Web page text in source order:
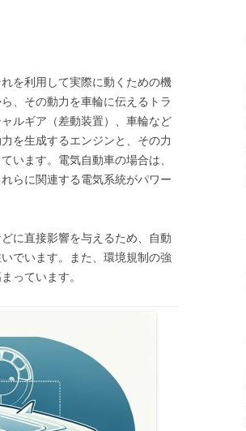
を利用して実際に動くための機
、その動力を車輪に伝えるトラ
ルギア（差動装置）、車輪など
を生成するエンジンと、その力
います。電気自動車の場合は、
らに関連する電気系統がパワー
に直接影響を与えるため、自動
でいます。また、環境規制の強
っています。